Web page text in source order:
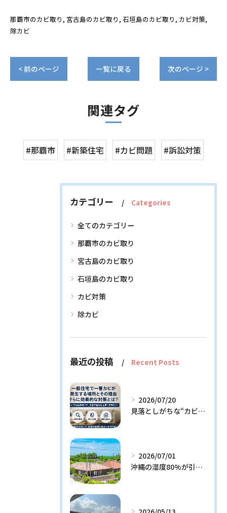
那覇市のカビ取り 宮古島のカビ取り 石垣島のカビ取り カビ対策
除カビ
< 前のページ 一覧に戻る 次のページ >
関連タグ
#那覇市 #新築住宅 #カビ問題 #訴訟対策
カテゴリー Categories
全てのカテゴリー
那覇市のカビ取り
宮古島のカビ取り
石垣島のカビ取り
カビ対策
除カビ
最近の投稿 Recent Posts
2026/07/20
見落としがちな“カビの温床”を徹底解説！今日からできる予防策とは？
2026/07/01
沖縄の湿度80%が引き起こすカビ問題！効果的な対策3選と発生メカニズム解説